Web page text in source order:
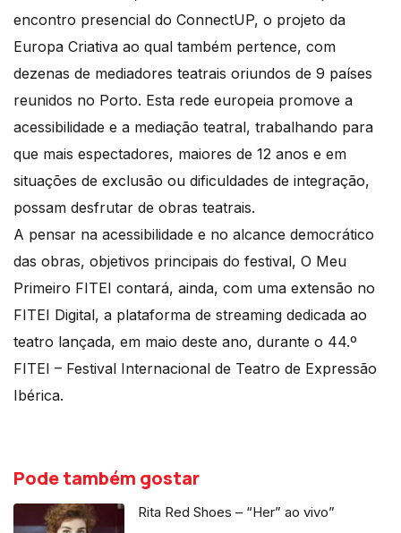
encontro presencial do ConnectUP, o projeto da
Europa Criativa ao qual também pertence, com
dezenas de mediadores teatrais oriundos de 9 países
reunidos no Porto. Esta rede europeia promove a
acessibilidade e a mediação teatral, trabalhando para
que mais espectadores, maiores de 12 anos e em
situações de exclusão ou dificuldades de integração,
possam desfrutar de obras teatrais.
A pensar na acessibilidade e no alcance democrático
das obras, objetivos principais do festival, O Meu
Primeiro FITEI contará, ainda, com uma extensão no
FITEI Digital, a plataforma de streaming dedicada ao
teatro lançada, em maio deste ano, durante o 44.º
FITEI – Festival Internacional de Teatro de Expressão
Ibérica.
Pode também gostar
Rita Red Shoes – “Her” ao vivo”